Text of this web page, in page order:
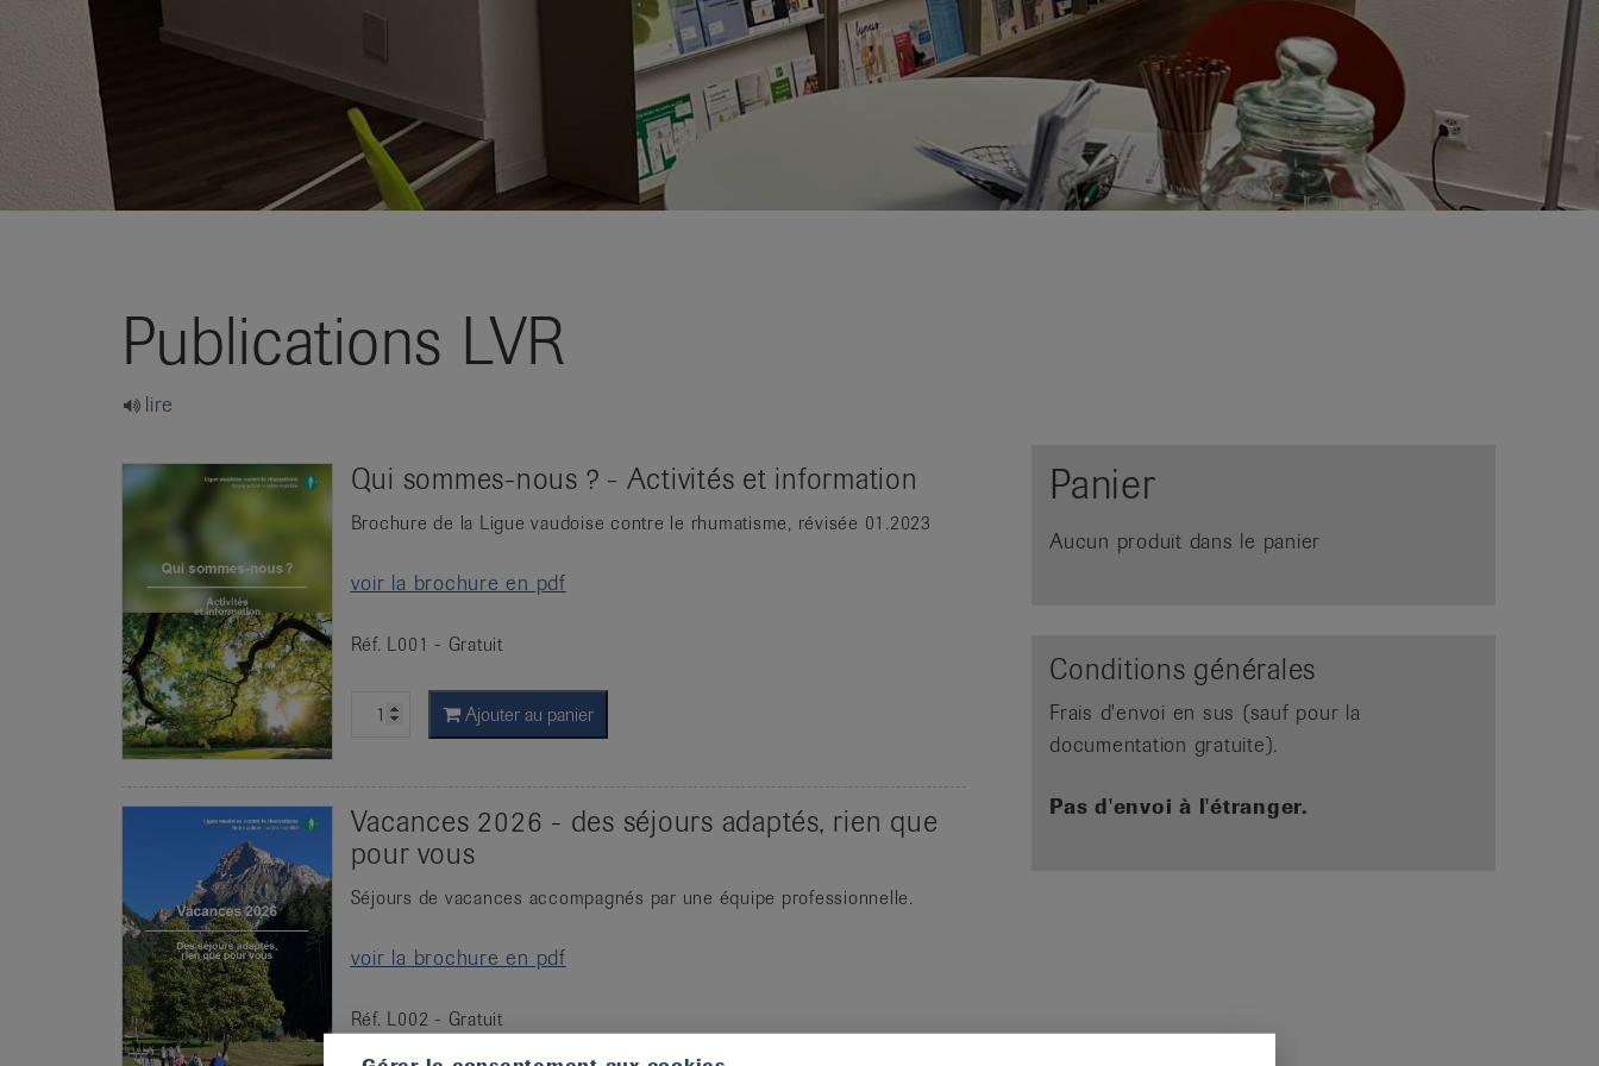
Publications LVR
lire
Qui sommes-nous ? - Activités et information
Brochure de la Ligue vaudoise contre le rhumatisme, révisée 01.2023
voir la brochure en pdf
Réf. L001 - Gratuit
Ajouter au panier
Vacances 2026 - des séjours adaptés, rien que
pour vous
Séjours de vacances accompagnés par une équipe professionnelle.
voir la brochure en pdf
Réf. L002 - Gratuit
Panier
Aucun produit dans le panier
Conditions générales
Frais d'envoi en sus (sauf pour la
documentation gratuite).
Pas d'envoi à l'étranger.